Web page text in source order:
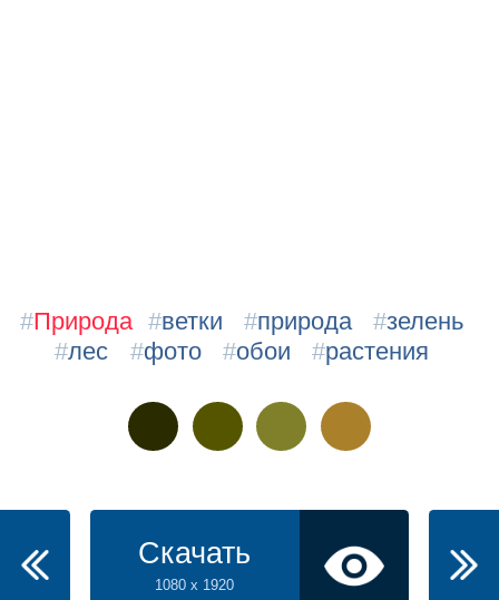
#Природа #ветки #природа #зелень
#лес #фото #обои #растения
Скачать
1080 x 1920